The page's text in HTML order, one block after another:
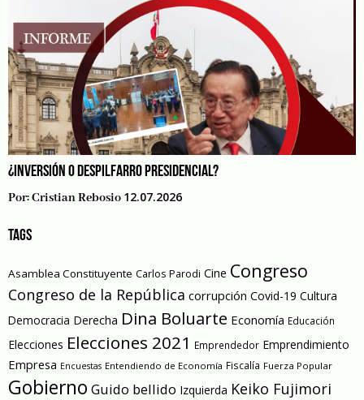
¿INVERSIÓN O DESPILFARRO PRESIDENCIAL?
Por:Cristian Rebosio 12.07.2026
TAGS
Asamblea Constituyente Carlos Parodi Cine Congreso
Congreso de la República corrupción Covid-19 Cultura
Democracia Derecha Dina Boluarte Economía Educación
Elecciones Elecciones 2021 Emprendedor Emprendimiento
Empresa Encuestas Entendiendo de Economía Fiscalía Fuerza Popular
Gobierno Guido bellido Izquierda Keiko Fujimori